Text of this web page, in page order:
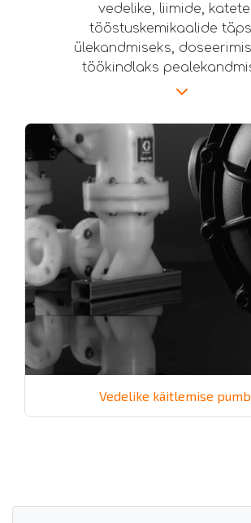
vedelike, liimide,
tööstuskemikaalide
ülekandmiseks,
Vedelike käitlemise